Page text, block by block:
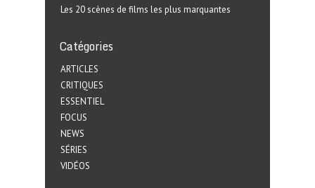
Les 20 scènes de films les plus marquantes
Catégories
ARTICLES
CRITIQUES
ESSENTIEL
FOCUS
NEWS
SÉRIES
VIDÉOS